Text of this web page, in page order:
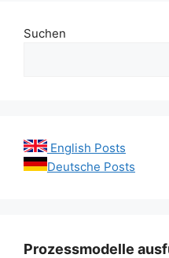
Suchen
English Posts
Deutsche Posts
Prozessmodelle